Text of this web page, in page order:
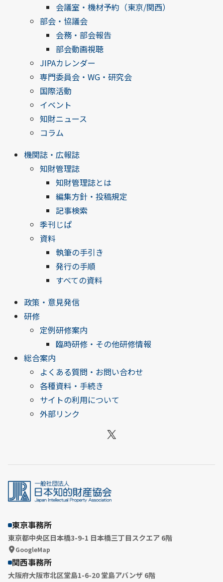
会議室・機材予約（東京/関西）
部会・協議会
会務・部会報告
部会動画視聴
JIPAカレンダー
専門委員会・WG・研究会
国際活動
イベント
知財ニュース
コラム
機関誌・広報誌
知財管理誌
知財管理誌とは
編集方針・投稿規定
記事検索
季刊じぱ
資料
執筆の手引き
発行の手順
すべての資料
政策・意見発信
研修
定例研修案内
臨時研修・その他研修情報
総合案内
よくある質問・お問い合わせ
各種資料・手続き
サイトの利用について
外部リンク
X
東京事務所
東京都中央区日本橋3-9-1 日本橋三丁目スクエア 6階
GoogleMap
関西事務所
大阪府大阪市北区堂島1-6-20 堂島アバンザ 6階